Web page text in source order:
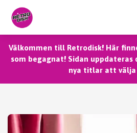
Välkommen till Retrodisk! Här
som begagnat! Sidan uppdateras
nya titlar att välja